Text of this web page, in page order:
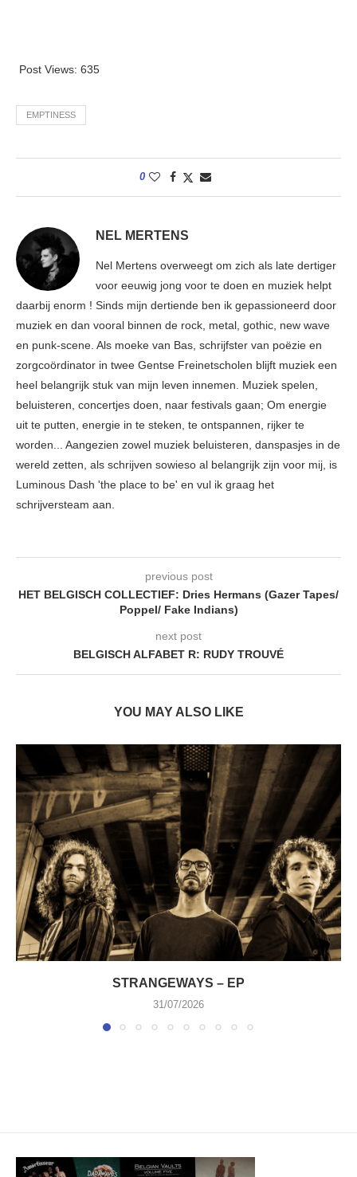
Post Views: 635
EMPTINESS
0
NEL MERTENS
Nel Mertens overweegt om zich als late dertiger
voor eeuwig jong voor te doen en muziek helpt
daarbij enorm ! Sinds mijn dertiende ben ik gepassioneerd door
muziek en dan vooral binnen de rock, metal, gothic, new wave
en punk-scene. Als moeke van Bas, schrijfster van poëzie en
zorgcoördinator in twee Gentse Freinetscholen blijft muziek een
heel belangrijk stuk van mijn leven innemen. Muziek spelen,
beluisteren, concertjes doen, naar festivals gaan; Om energie
uit te putten, energie in te steken, te ontspannen, rijker te
worden... Aangezien zowel muziek beluisteren, danspasjes in de
wereld zetten, als schrijven sowieso al belangrijk zijn voor mij, is
Luminous Dash 'the place to be' en vul ik graag het
schrijversteam aan.
previous post
HET BELGISCH COLLECTIEF: Dries Hermans (Gazer Tapes/
Poppel/ Fake Indians)
next post
BELGISCH ALFABET R: RUDY TROUVÉ
YOU MAY ALSO LIKE
STRANGEWAYS – EP
31/07/2026